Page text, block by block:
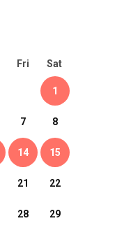
Fri Sat
1
7 8
14 15
21 22
28 29